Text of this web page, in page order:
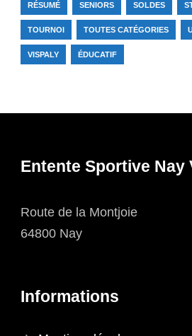
RÉSUMÉ SENIORS SOLDES
TOURNOI TOUTES CATÉGORIES
VISPALY ÉDUCATIF
Entente Sportive Nay
Route de la Montjoie
64800 Nay
Informations